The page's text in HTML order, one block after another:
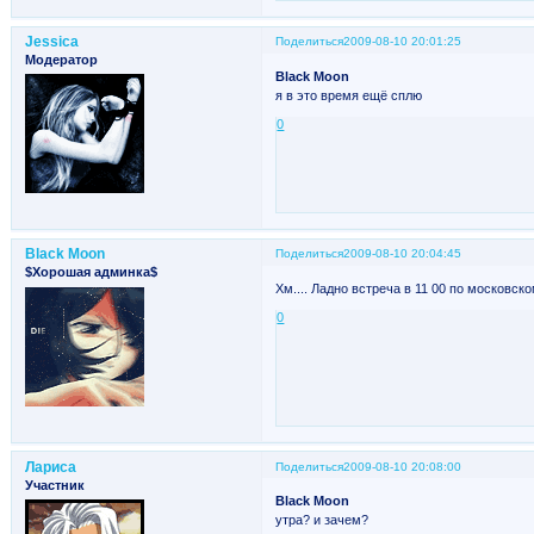
Поделиться2009-08-10 20:01:25
Jessica
Модератор
Black Moon
я в это время ещё сплю
0
Поделиться2009-08-10 20:04:45
Black Moon
$Хорошая админка$
Хм.... Ладно встреча в 11 00 по
0
Поделиться2009-08-10 20:08:00
Лариса
Участник
Black Moon
утра? и зачем?